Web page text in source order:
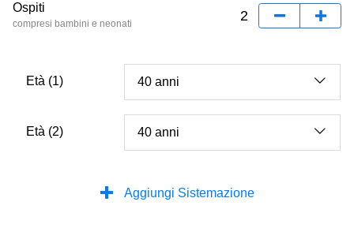
Ospiti
compresi bambini e neonati
Età (1)
Età (2)
Aggiungi Sistemazione